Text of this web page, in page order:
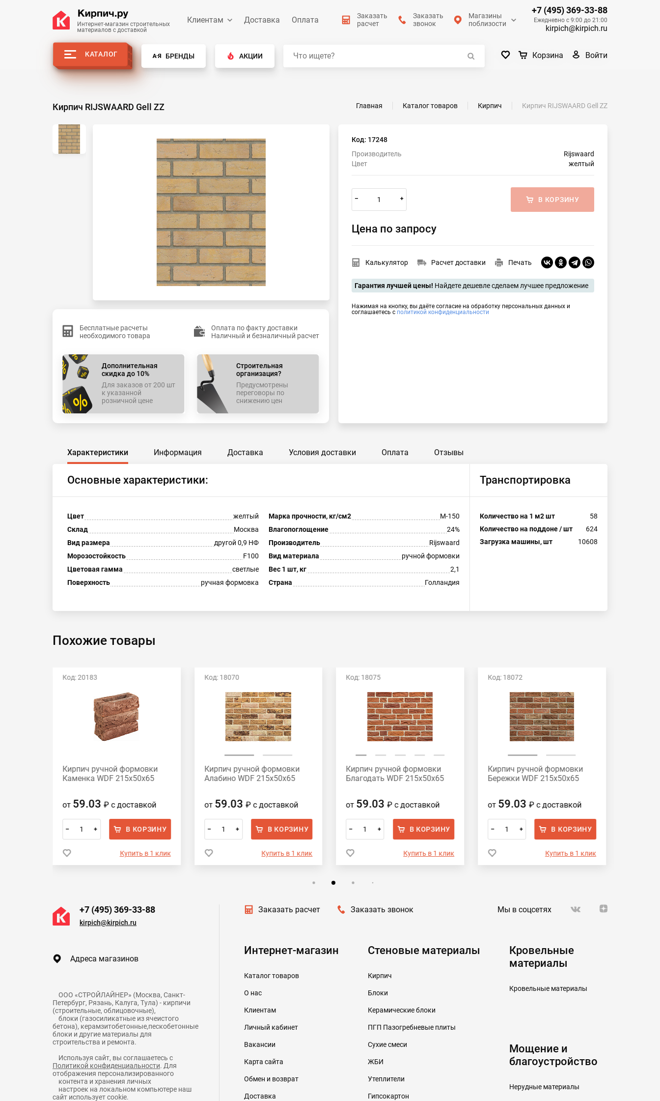
Интернет-магазин строительных
материалов с доставкой
Клиентам Доставка Оплата
Заказать
расчет
Заказать
звонок
Магазины
поблизости
+7 (495) 369-33-88
Ежедневно с 9:00 до 21:00
kirpich@kirpich.ru
КАТАЛОГ БРЕНДЫ АКЦИИ Корзина Войти
Кирпич RIJSWAARD Gell ZZ Главная Каталог товаров Кирпич Кирпич RIJSWAARD Gell ZZ
Бесплатные расчеты
необходимого товара
Оплата по факту доставки
Наличный и безналичный расчет
Дополнительная
скидка до 10%
Для заказов от 200 шт
к указанной
розничной цене
Строительная
организация?
Предусмотрены
переговоры по
снижению цен
Код: 17248
Производитель
Rijswaard
Цвет
желтый
– + В КОРЗИНУ
Цена по запросу
Калькулятор Расчет доставки Печать
Гарантия лучшей цены! Найдете дешевле сделаем лучшее предложение
Нажимая на кнопку, вы даёте согласие на обработку персональных данных и
соглашаетесь с политикой конфиденциальности
Характеристики Информация Доставка Условия доставки Оплата Отзывы
Основные характеристики:
Цвет желтый Марка прочности, кг/см2
М-150
Склад
Москва Влагопоглощение
24%
Вид размера
другой 0,9 НФ Производитель
Rijswaard
Морозостойкость
F100 Вид материала
ручной формовки
Цветовая гамма
светлые Вес 1 шт, кг
2,1
Поверхность
ручная формовка Страна Голландия
Транспортировка
Количество на 1 м2 шт
58
Количество на поддоне / шт
624
Загрузка машины, шт
10608
Похожие товары
Код: 20183
Кирпич ручной формовки
Каменка WDF 215x50x65
от 59.03 ₽ с доставкой
– + В КОРЗИНУ
Купить в 1 клик
Код: 18070
Кирпич ручной формовки
Алабино WDF 215x50x65
от 59.03 ₽ с доставкой
– + В КОРЗИНУ
Купить в 1 клик
Код: 18075
Кирпич ручной формовки
Благодать WDF 215x50x65
от 59.03₽с доставкой
– + В КОРЗИНУ
Купить в 1 клик
Код: 18072
Кирпич ручной формовки
Бережки WDF 215x50x65
от 59.03₽с доставкой
– + В КОРЗИНУ
Купить в 1 клик
+7 (495) 369-33-88
kirpich@kirpich.ru
Адреса магазинов
Петербург, Рязань, Калуга, Тула) - кирпичи
(строительные, облицовочные),
бетона), керамзитобетонные,пескобетонные
блоки и другие материалы для
Политикой конфиденциальности. Для
отображения персонализированного
Заказать расчет Заказать звонок Мы в соцсетях
Интернет-магазин
Каталог товаров
О нас
Клиентам
Личный кабинет
Вакансии
Карта сайта
Обмен и возврат
Доставка
Стеновые материалы
Кирпич
Блоки
Керамические блоки
ПГП Пазогребневые плиты
Сухие смеси
ЖБИ
Утеплители
Гипсокартон
Кровельные
материалы
Кровельные материалы
Мощение и
благоустройство
Нерудные материалы